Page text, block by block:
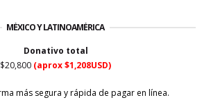
MÉXICO Y LATINOAMÉRICA
Donativo total
$20,800 (aprox $1,208USD)